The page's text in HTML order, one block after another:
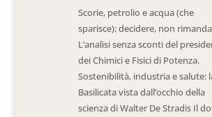
Scorie, petrolio e acqua (che
sparisce): decidere, non
L’analisi senza sconti del
dei Chimici e Fisici di Potenza.
Sostenibilità, industria e salute:
Basilicata vista dall’occhio della
scienza di Walter De Stradis Il